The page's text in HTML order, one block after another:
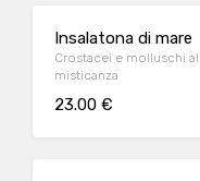
Insalatona di mare
Crostacei e molluschi
misticanza
23.00 €